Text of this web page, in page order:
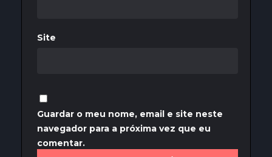
Site
Guardar o meu nome, email e site neste
navegador para a próxima vez que eu
comentar.